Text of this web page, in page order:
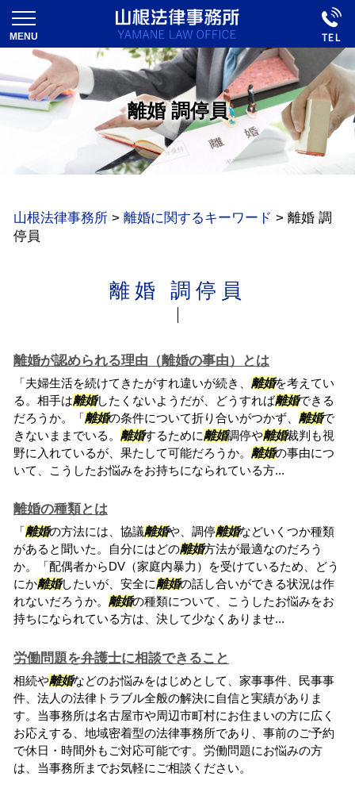
離婚 調停員
山根法律事務所 > 離婚に関するキーワード > 離婚 調
停員
離婚 調停員
離婚が認められる理由（離婚の事由）とは
「夫婦生活を続けてきたがすれ違いが続き、 離婚を考えてい
る。相手は離婚したくないようだが、どうすれば離婚できる
だろうか。「離婚の条件について折り合いがつかず、 離婚で
きないままでいる。 離婚するために離婚調停や離婚裁判も視
野に入れているが、果たして可能だろうか。 離婚の事由につ
いて、こうしたお悩みをお持ちになられている方...
離婚の種類とは
「離婚の方法には、協議離婚や、調停離婚などいくつか種類
があると聞いた。自分にはどの離婚方法が最適なのだろう
か。「配偶者からDV（家庭内暴力）を受けているため、どう
にか離婚したいが、安全に離婚の話し合いができる状況は作
れないだろうか。 離婚の種類について、こうしたお悩みをお
持ちになられている方は、決して少なくありませ...
労働問題を弁護士に相談できること
相続や離婚などのお悩みをはじめとして、家事事件、民事事
件、法人の法律トラブル全般の解決に自信と実績がありま
す。当事務所は名古屋市や周辺市町村にお住まいの方に広く
お応えする、地域密着型の法律事務所であり、事前のご予約
で休日・時間外もご対応可能です。労働問題にお悩みの方
は、当事務所までお気軽にご相談ください。